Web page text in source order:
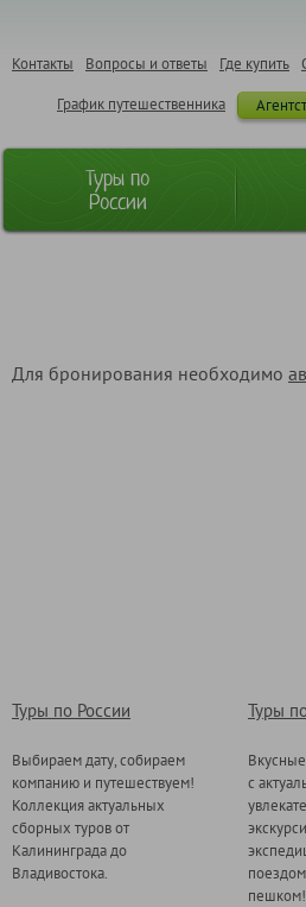
Где купить
Вопросы и ответы
Контакты
График путешественника
Туры по
России
Для бронирования необходимо
Туры по России
Выбираем дату, собираем
компанию и путешествуем!
Коллекция актуальных
сборных туров от
Калининграда до
Владивостока.
Туры
с
пешком!